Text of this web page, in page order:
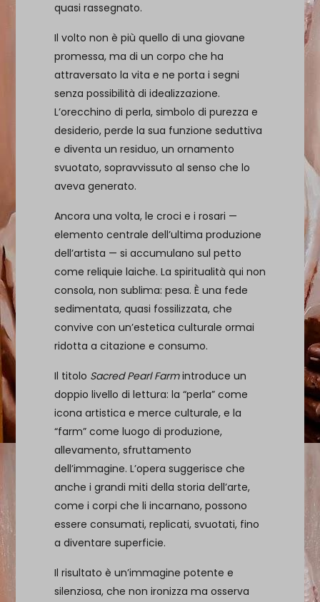
quasi rassegnato.
Il volto non è più quello di una giovane
promessa, ma di un corpo che ha
attraversato la vita e ne porta i segni
senza possibilità di idealizzazione.
L’orecchino di perla, simbolo di purezza e
desiderio, perde la sua funzione seduttiva
e diventa un residuo, un ornamento
svuotato, sopravvissuto al senso che lo
aveva generato.
Ancora una volta, le croci e i rosari —
elemento centrale dell’ultima produzione
dell’artista — si accumulano sul petto
come reliquie laiche. La spiritualità qui non
consola, non sublima: pesa. È una fede
sedimentata, quasi fossilizzata, che
convive con un’estetica culturale ormai
ridotta a citazione e consumo.
Il titolo Sacred Pearl Farmintroduce un
doppio livello di lettura: la “perla” come
icona artistica e merce culturale, e la
“farm” come luogo di produzione,
allevamento, sfruttamento
dell’immagine. L’opera suggerisce che
anche i grandi miti della storia dell’arte,
come i corpi che li incarnano, possono
essere consumati, replicati, svuotati, fino
a diventare superficie.
Il risultato è un’immagine potente e
silenziosa, che non ironizza ma osserva